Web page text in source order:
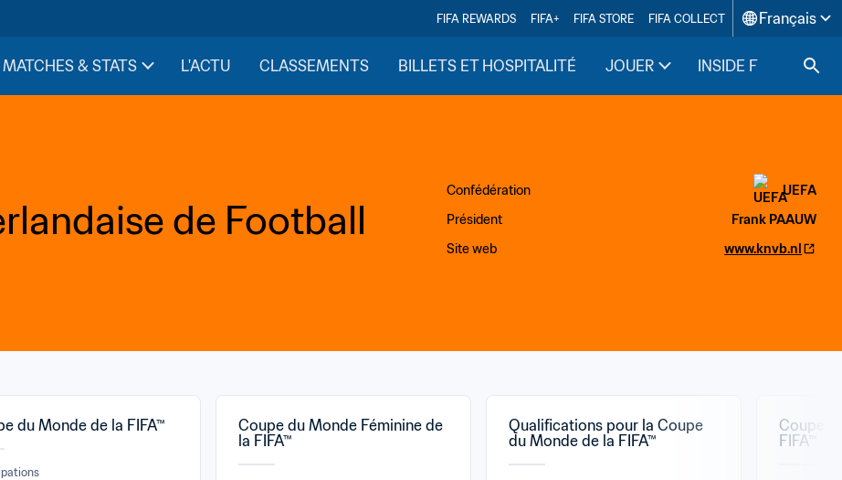
FIFA REWARDS FIFA+ FIFA STORE FIFA COLLECT Français
MATCHES & STATS L'ACTU CLASSEMENTS BILLETS ET HOSPITALITÉ JOUER INSIDE FIFA
de Football
Confédération
UEFA
Président
Frank PAAUW
Site web
www.knvb.nl
du Monde de la FIFA™
Coupe du Monde Féminine de
la FIFA™
Qualifications pour la Coupe
du Monde de la FIFA™
Coupe
FIFA™